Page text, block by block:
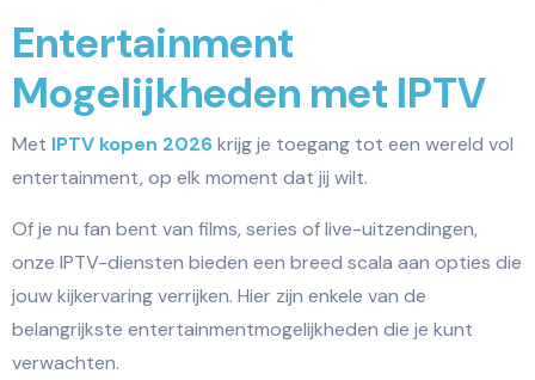
Entertainment
Mogelijkheden met IPTV
Met IPTV kopen 2026krijg je toegang tot een wereld vol
entertainment, op elk moment dat jij wilt.
Of je nu fan bent van films, series of live-uitzendingen,
onze IPTV-diensten bieden een breed scala aan opties die
jouw kijkervaring verrijken. Hier zijn enkele van de
belangrijkste entertainmentmogelijkheden die je kunt
verwachten.